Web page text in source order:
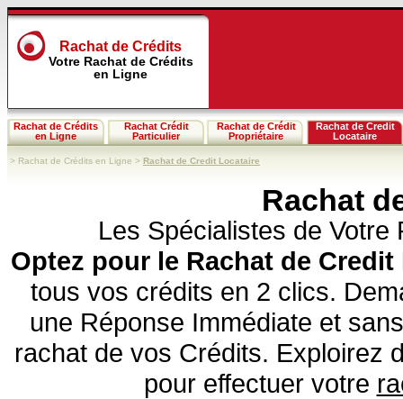
Rachat de Crédits
Votre Rachat de Crédits
en Ligne
Rachat de Crédits
en Ligne
Rachat Crédit
Particulier
Rachat de Crédit
Propriétaire
Rachat de Credit
Locataire
> Rachat de Crédits en Ligne > Rachat de Credit Locataire
Rachat
Les Spécialistes de
Optez pour le Rachat de
tous vos crédits en 2 clics.
une Réponse Immédiate et
rachat de vos Crédits. Exploirez
pour effectuer votre